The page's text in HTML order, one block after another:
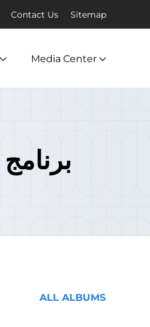
Contact Us Sitemap
Media Center
ALL ALBUMS